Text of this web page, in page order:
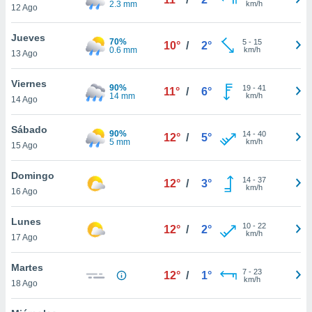
y
más
nuestra
y
de
disponible
cookies
12 Ago
2.3 mm
km/h
Jueves
13 Ago
70%
0.6 mm
10° / 2° 5- 15
km/h
Viernes
14 Ago
90%
14 mm
11° / 6° 19- 41
km/h
Sábado
15 Ago
90%
5 mm
12° / 5° 14- 40
km/h
Domingo
16 Ago
12° / 3° 14- 37
km/h
Lunes
17 Ago
12° / 2° 10- 22
km/h
Martes
18 Ago
12° / 1° 7- 23
km/h